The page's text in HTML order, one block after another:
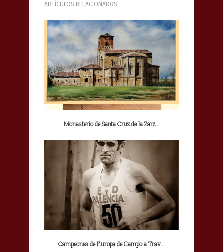
ARTÍCULOS RELACIONADOS
Monasterio de Santa Cruz de la Zarz...
Campeones de Europa de Campo a Trav...